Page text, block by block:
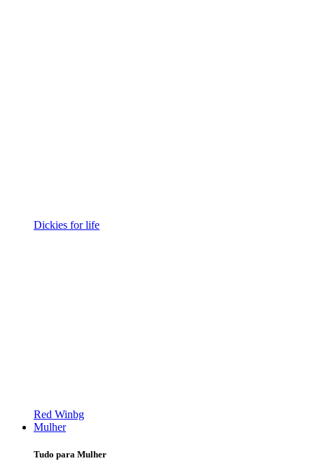
Dickies for life
Red Winbg
Mulher
Tudo para Mulher